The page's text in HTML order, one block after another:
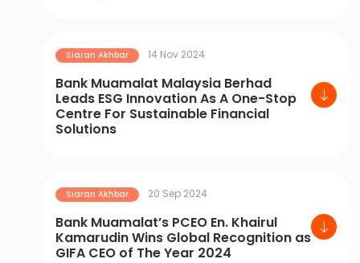
Siaran Akhbar 14 Nov 2024
Bank Muamalat Malaysia Berhad
Leads ESG Innovation As A One-Stop
Centre For Sustainable Financial
Solutions
Siaran Akhbar 20 Sep 2024
Bank Muamalat’s PCEO En. Khairul
Kamarudin Wins Global Recognition as
GIFA CEO of The Year 2024